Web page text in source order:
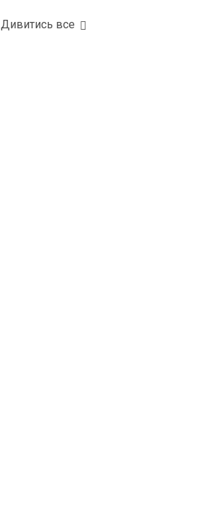
Дивитись все